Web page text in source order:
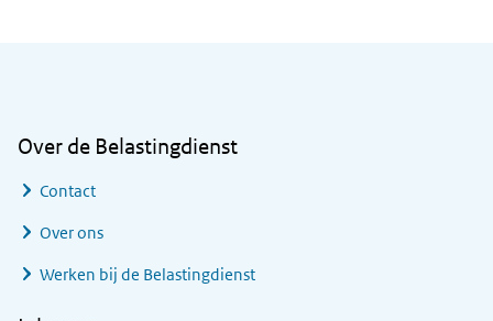
Over de Belastingdienst
Contact
Over ons
Werken bij de Belastingdienst